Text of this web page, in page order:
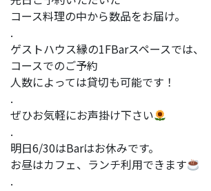
コース料理の中から数品をお届け。
.
ゲストハウス縁の1FBarスペースでは、
コースでのご予約
人数によっては貸切も可能です！
.
ぜひお気軽にお声掛け下さい
.
明日6/30はBarはお休みです。
お昼はカフェ、ランチ利用できます
.